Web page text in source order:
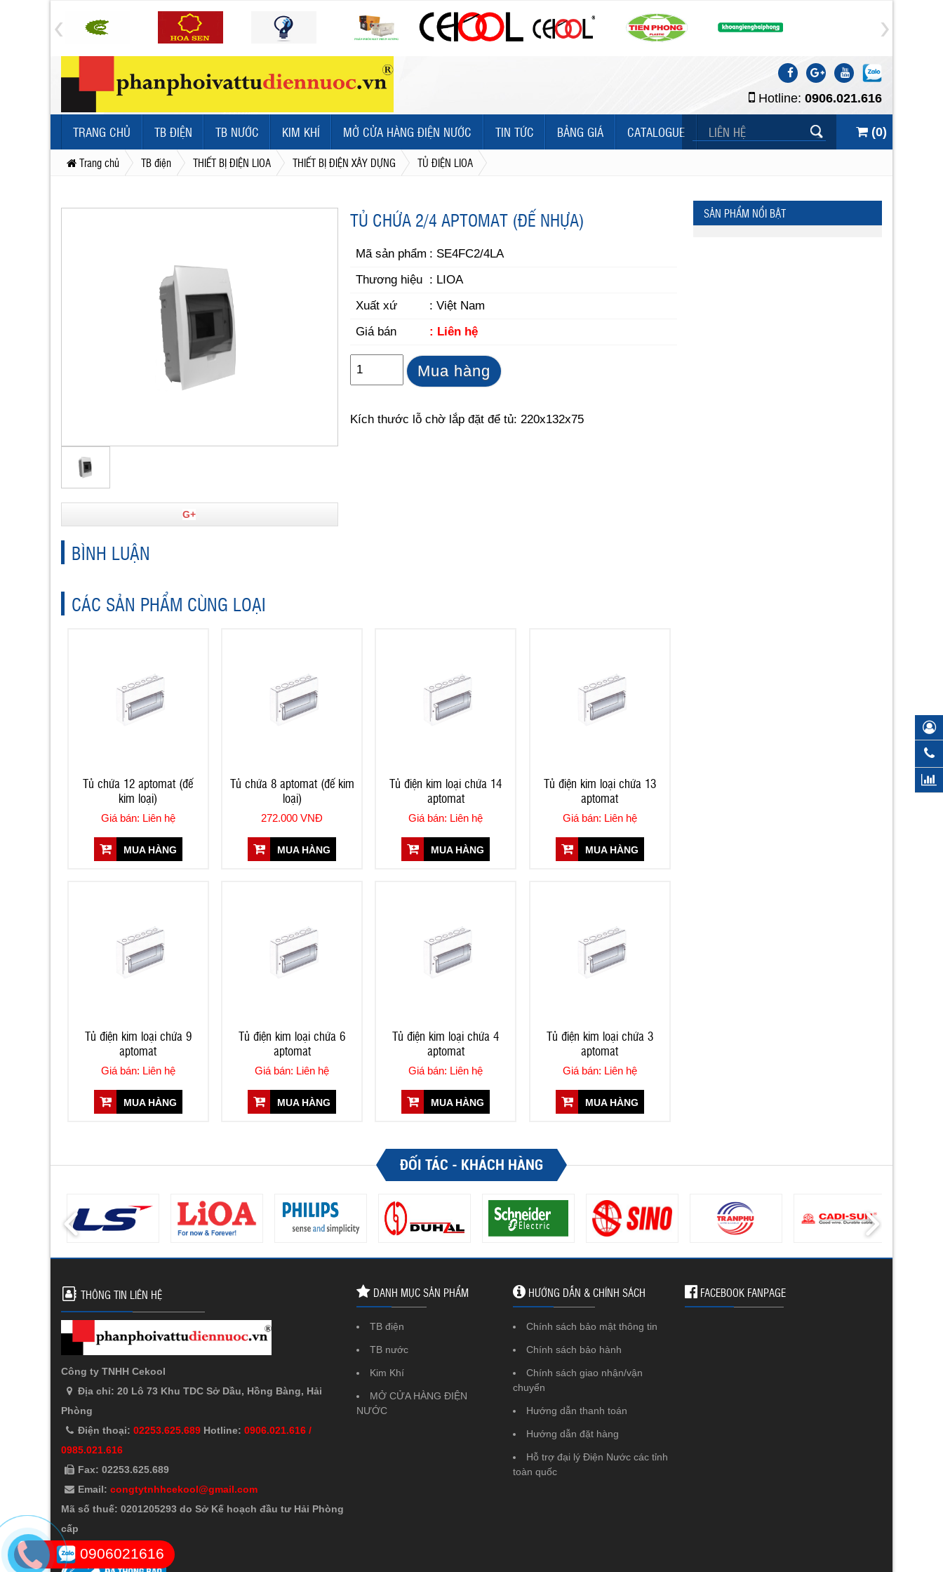
Hotline: 0906.021.616
TRANG CHỦ TB ĐIỆN TB NƯỚC KIM KHÍ MỞ CỬA HÀNG ĐIỆN NƯỚC TIN TỨC BẢNG GIÁ CATALOGUE LIÊN HỆ (0)
Trang chủ TB điện THIẾT BỊ ĐIỆN LIOA THIẾT BỊ ĐIỆN XÂY DỰNG TỦ ĐIỆN LIOA
G+
TỦ CHỨA 2/4 APTOMAT (ĐẾ NHỰA)
Mã sản phẩm : SE4FC2/4LA
Thương hiệu : LIOA
Xuất xứ
: Việt Nam
Giá bán
: Liên hệ
Mua hàng
Kích thước lỗ chờ lắp đặt để tủ: 220x132x75
BÌNH LUẬN
CÁC SẢN PHẨM CÙNG LOẠI
Tủ chứa 12 aptomat (đế
kim loại)
Giá bán: Liên hệ
MUA HÀNG
Tủ chứa 8 aptomat (đế kim
loại)
272.000 VNĐ
MUA HÀNG
Tủ điện kim loại chứa 14
aptomat
Giá bán: Liên hệ
MUA HÀNG
Tủ điện kim loại chứa 13
aptomat
Giá bán: Liên hệ
MUA HÀNG
Tủ điện kim loại chứa 9
aptomat
Giá bán: Liên hệ
MUA HÀNG
Tủ điện kim loại chứa 6
aptomat
Giá bán: Liên hệ
MUA HÀNG
Tủ điện kim loại chứa 4
aptomat
Giá bán: Liên hệ
MUA HÀNG
Tủ điện kim loại chứa 3
aptomat
Giá bán: Liên hệ
MUA HÀNG
SẢN PHẨM NỔI BẬT
ĐỐI TÁC - KHÁCH HÀNG
FACEBOOK FANPAGE
HƯỚNG DẪN & CHÍNH SÁCH
Chính sách bảo mật thông tin
Chính sách bảo hành
Chính sách giao nhận/vận
chuyển
Hướng dẫn thanh toán
Hướng dẫn đặt hàng
Hỗ trợ đại lý Điện Nước các tỉnh
toàn quốc
DANH MỤC SẢN PHẨM
TB điện
TB nước
Kim Khí
MỞ CỬA HÀNG ĐIỆN
NƯỚC
THÔNG TIN LIÊN HỆ
Công ty TNHH Cekool
Địa chỉ: 20 Lô 73 Khu TDC Sở Dầu, Hồng Bàng, Hải
Phòng
Điện thoại: 02253.625.689 Hotline: 0906.021.616 /
0985.021.616
Fax: 02253.625.689
Email: congtytnhhcekool@gmail.com
Mã số thuế: 0201205293 do Sở Kế hoạch đầu tư Hải Phòng
cấp
0906021616